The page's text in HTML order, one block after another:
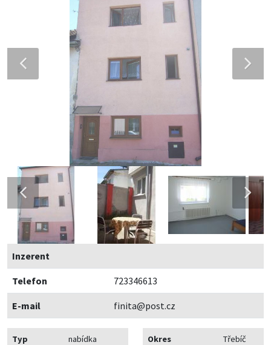
Inzerent
Telefon 723346613
E-mail finita@post.cz
Typ
nabídka
Okres Třebíč